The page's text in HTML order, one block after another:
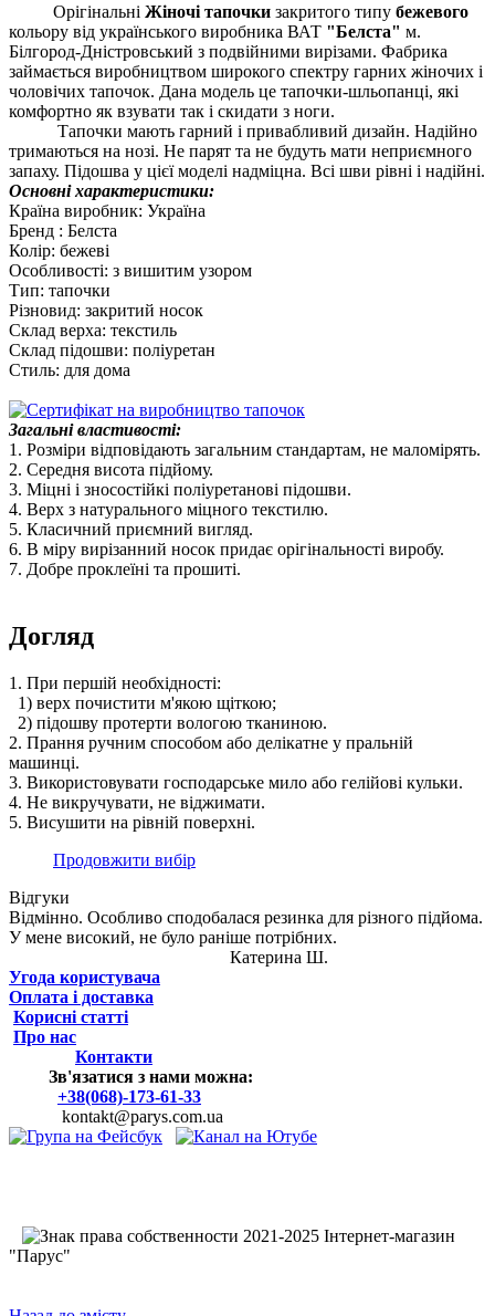
Орігінальні Жіночі тапочки закритого типу бежевого
кольору від українського виробника ВАТ "Белста" м.
Білгород-Дністровський з подвійними вирізами. Фабрика
займається виробництвом широкого спектру гарних жіночих і
чоловічих тапочок. Дана модель це тапочки-шльопанці, які
комфортно як взувати так і скидати з ноги.
Тапочки мають гарний і привабливий дизайн. Надійно
тримаються на нозі. Не парят та не будуть мати неприємного
запаху. Підошва у цієї моделі надміцна. Всі шви рівні і надійні.
Основні характеристики:
Країна виробник: Україна
Бренд : Белста
Колір: бежеві
Особливості: з вишитим узором
Тип: тапочки
Різновид: закритий носок
Склад верха: текстиль
Склад підошви: поліуретан
Стиль: для дома
Загальні властивості:
1. Розміри відповідають загальним стандартам, не маломірять.
2. Середня висота підйому.
3. Міцні і зносостійкі поліуретанові підошви.
4. Верх з натурального міцного текстилю.
5. Класичний приємний вигляд.
6. В міру вирізанний носок придає орігінальності виробу.
7. Добре проклеїні та прошиті.
Догляд
1. При першій необхідності:
1) верх почистити м'якою щіткою;
2) підошву протерти вологою тканиною.
2. Прання ручним способом або делікатне у пральній
машинці.
3. Використовувати господарське мило або гелійові кульки.
4. Не викручувати, не віджимати.
5. Висушити на рівній поверхні.
Продовжити вибір
Відгуки
Відмінно. Особливо сподобалася резинка для різного підйома.
У мене високий, не було раніше потрібних.
Катерина Ш.
Угода користувача
Оплата і доставка
Корисні статті
Про нас
Контакти
Зв'язатися з нами можна:
+38(068)-173-61-33
kontakt@parys.com.ua
2021-2025 Інтернет-магазин
"Парус"